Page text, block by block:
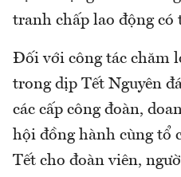
tranh chấp lao động có
Đối với công tác chăm
trong dịp Tết Nguyên
các cấp công đoàn,
hội đồng hành cùng tổ
Tết cho đoàn viên,